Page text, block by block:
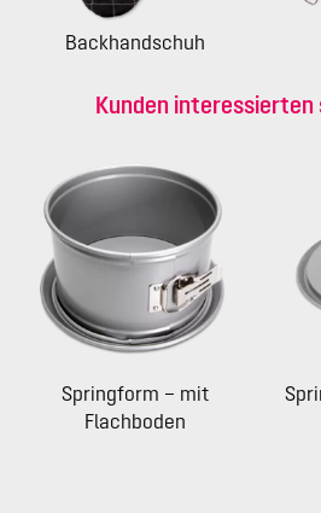
Backhandschuh
Kunden interessierten
Springform – mit
Flachboden